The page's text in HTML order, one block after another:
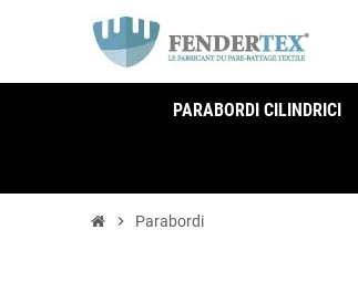
PARABORDI CILINDRICI
chevron_right Parabordi